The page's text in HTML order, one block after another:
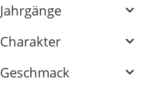
Jahrgänge
Charakter
Geschmack